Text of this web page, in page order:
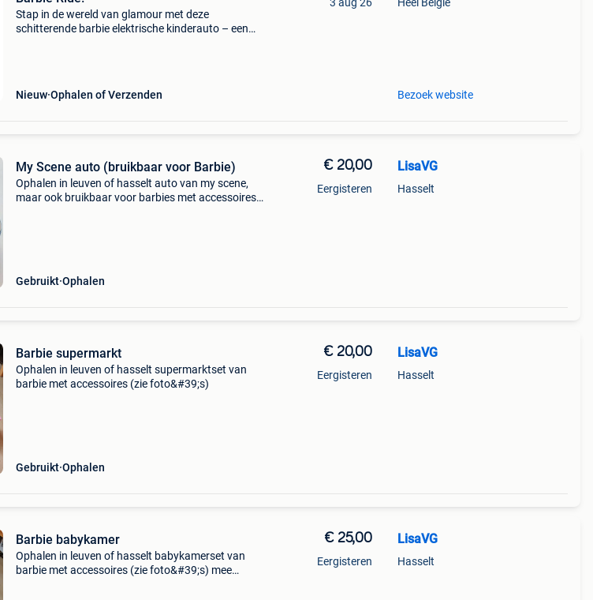
Stap in de wereld van glamour met deze
schitterende barbie elektrische kinderauto – een
Nieuw Ophalen of Verzenden Bezoek website
My Scene auto (bruikbaar voor Barbie)
Ophalen in leuven of hasselt auto van my scene,
maar ook bruikbaar voor barbies met accessoires
Gebruikt Ophalen
€ 20,00
Eergisteren
LisaVG
Hasselt
Barbie supermarkt
Ophalen in leuven of hasselt supermarktset van
barbie met accessoires (zie foto&#39;s)
Gebruikt Ophalen
€ 20,00
Eergisteren
LisaVG
Hasselt
Barbie babykamer
Ophalen in leuven of hasselt babykamerset van
barbie met accessoires (zie foto&#39;s) mee
€ 25,00
Eergisteren
LisaVG
Hasselt